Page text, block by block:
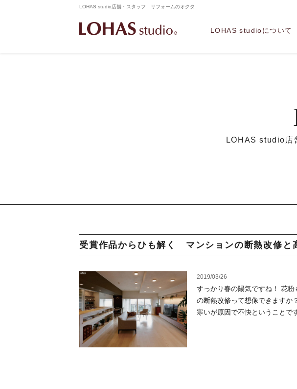
LOHAS studio店舗・スタッフ リフォームのオクタ
LOHAS studioについて
LOHAS studio店
受賞作品からひも解く マンションの断熱改修と
2019/03/26
すっかり春の陽気ですね！ 花
の断熱改修って想像できます
寒いが原因で不快ということで